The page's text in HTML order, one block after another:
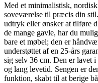
Med et minimalistisk,
soveværelse til præcis din
udtryk eller ønsker at tilføre
de mange gavle, har du
bare et møbel; den er
understøttet af en 25-års
sig selv 36 cm. Den er lavet
og lang levetid. Sengen er
funktion, skabt til at berige